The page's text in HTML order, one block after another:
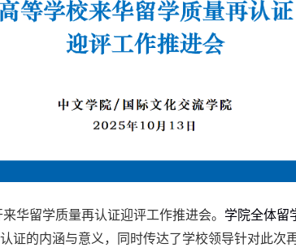
华留学质量再认证迎评工作推进会。 学院全体留
证的内涵与意义，同时传达了学校领导针对此次